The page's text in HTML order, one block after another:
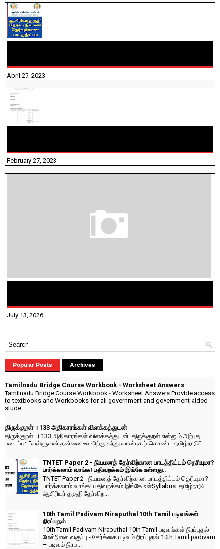
April 27, 2023
February 27, 2023
July 13, 2026
Popular Posts Archives
Tamilnadu Bridge Course Workbook - Worksheet Answers
Tamilnadu Bridge Course Workbook - Worksheet Answers Provide access
to textbooks and Workbooks for all government and government-aided
stude...
திருக்குறள் । 133 அதிகாரங்கள் விளக்கத்துடன்
திருக்குறள் । 133 அதிகாரங்கள் விளக்கத்துடன் திருக்குறள் என்னும் அற்புத
படைப்பு: “வள்ளுவன் தன்னை உலகிற்கு தந்து வான்புகழ் கொண்ட தமிழ்நாடு”...
TNTET Paper 2 - நியமனத் தேர்விற்கான பாடத்திட்டம் தெரியுமா?
பார்க்கலாம் வாங்க! பதிவறக்கம் இங்கே உள்ளது..
TNTET Paper 2 - நியமனத் தேர்விற்கான பாடத்திட்டம் தெரியுமா?
பார்க்கலாம் வாங்க! பதிவறக்கம் இங்கே உள்Syllabus தமிழ்நாடு
ஆசிரியர் தகுதி தேர்விற...
10th Tamil Padivam Niraputhal 10th Tamil படிவங்கள்
நிரப்புதல்
10th Tamil Padivam Niraputhal 10th Tamil படிவங்கள் நிரப்புதல்
மேல்நிலை வகுப்பு - சேர்க்கை படிவம் நிரப்புதல் 10th Tamil padivam
– படிவம் நிரப...